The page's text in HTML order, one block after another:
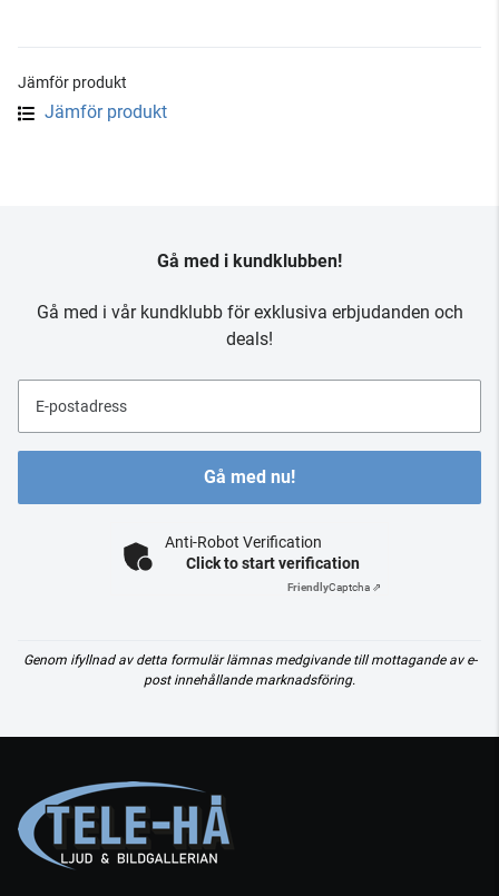
Jämför produkt
Jämför produkt
Gå med i kundklubben!
Gå med i vår kundklubb för exklusiva erbjudanden och
deals!
E-postadress
Gå med nu!
Anti-Robot Verification
Click to start verification
FriendlyCaptcha ⇗
Genom ifyllnad av detta formulär lämnas medgivande till mottagande av e-
post innehållande marknadsföring.